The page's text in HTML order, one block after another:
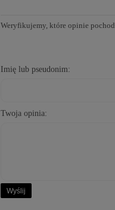
Weryfikujemy, które opinie
Imię lub pseudonim:
Twoja opinia:
Wyślij